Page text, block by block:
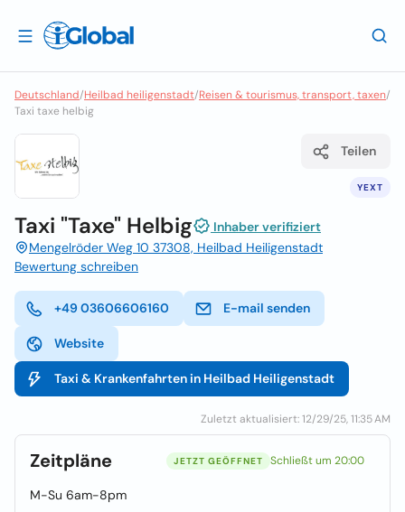
Deutschland/Heilbad heiligenstadt/Reisen & tourismus, transport, taxen/
Taxi taxe helbig
YEXT
Teilen
Taxi "Taxe" Helbig
Inhaber verifiziert
Mengelröder Weg 10 37308, Heilbad Heiligenstadt
Bewertung schreiben
+49 03606606160 E-mail senden
Website
Taxi & Krankenfahrten in Heilbad Heiligenstadt
Zuletzt aktualisiert: 12/29/25, 11:35 AM
Zeitpläne JETZT GEÖFFNET Schließt um 20:00
M-Su 6am-8pm